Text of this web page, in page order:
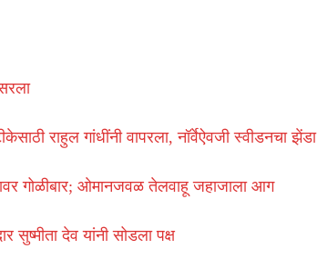
टीकेसाठी राहुल गांधींनी वापरला, नॉर्वेऐवजी स्वीडनचा झेंडा
गोळीबार; ओमानजवळ तेलवाहू जहाजाला आग
सुष्मीता देव यांनी सोडला पक्ष